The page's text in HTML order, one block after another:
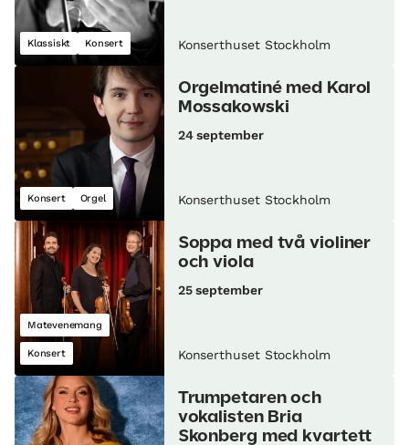
Klassiskt Konsert Konserthuset Stockholm
Konsert Orgel
Orgelmatiné med Karol
Mossakowski
24 september
Konserthuset Stockholm
Matevenemang
Konsert
Soppa med två violiner
och viola
25 september
Konserthuset Stockholm
Trumpetaren och
vokalisten Bria
Skonberg med kvartett